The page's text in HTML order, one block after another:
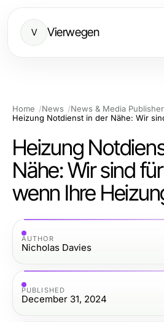
V Vierwegen
Home News
News & Media
Heizung
Nähe: Wir sind
wenn Ihre
AUTHOR
Nicholas Davies
PUBLISHED
December 31, 2024